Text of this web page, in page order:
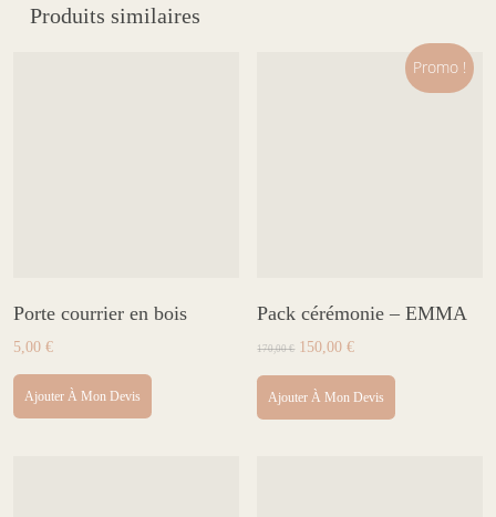
Produits similaires
Porte courrier en bois
5,00 €
Ajouter À Mon Devis
Promo !
Pack cérémonie – EMMA
170,00€ Le
initial
était :
150,00€Le
est :
Ajouter À Mon Devis